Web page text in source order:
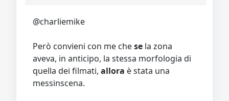
@charliemike
Però convieni con me chese la zona
aveva, in anticipo, la stessa morfologia di
quella dei filmati, allora è stata una
messinscena.